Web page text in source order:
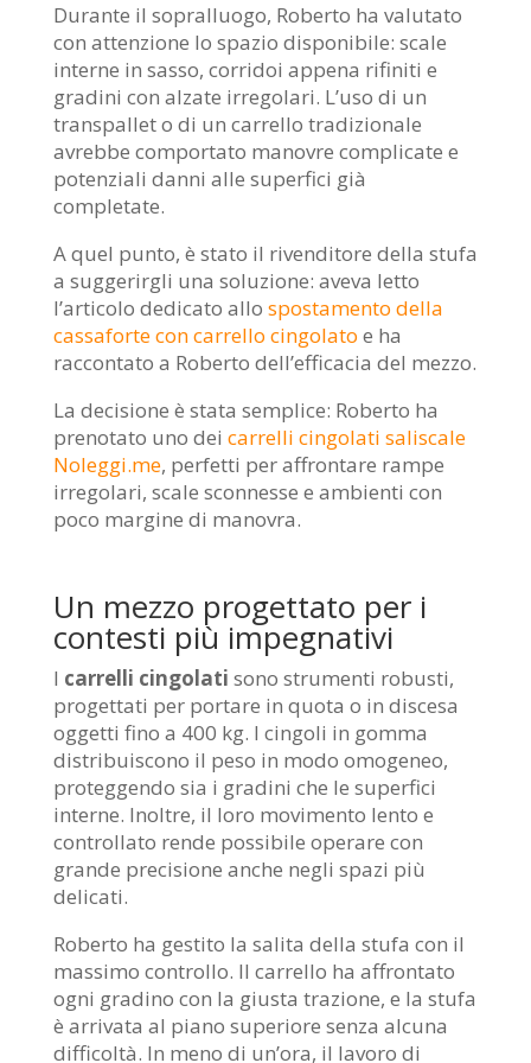
Durante il sopralluogo, Roberto ha valutato
con attenzione lo spazio disponibile: scale
interne in sasso, corridoi appena rifiniti e
gradini con alzate irregolari. L’uso di un
transpallet o di un carrello tradizionale
avrebbe comportato manovre complicate e
potenziali danni alle superfici già
completate.
A quel punto, è stato il rivenditore della stufa
a suggerirgli una soluzione: aveva letto
l’articolo dedicato allo spostamento della
cassaforte con carrello cingolato e ha
raccontato a Roberto dell’efficacia del mezzo.
La decisione è stata semplice: Roberto ha
prenotato uno dei carrelli cingolati saliscale
Noleggi.me, perfetti per affrontare rampe
irregolari, scale sconnesse e ambienti con
poco margine di manovra.
Un mezzo progettato per i
contesti più impegnativi
I carrelli cingolati sono strumenti robusti,
progettati per portare in quota o in discesa
oggetti fino a 400 kg. I cingoli in gomma
distribuiscono il peso in modo omogeneo,
proteggendo sia i gradini che le superfici
interne. Inoltre, il loro movimento lento e
controllato rende possibile operare con
grande precisione anche negli spazi più
delicati.
Roberto ha gestito la salita della stufa con il
massimo controllo. Il carrello ha affrontato
ogni gradino con la giusta trazione, e la stufa
è arrivata al piano superiore senza alcuna
difficoltà. In meno di un’ora, il lavoro di